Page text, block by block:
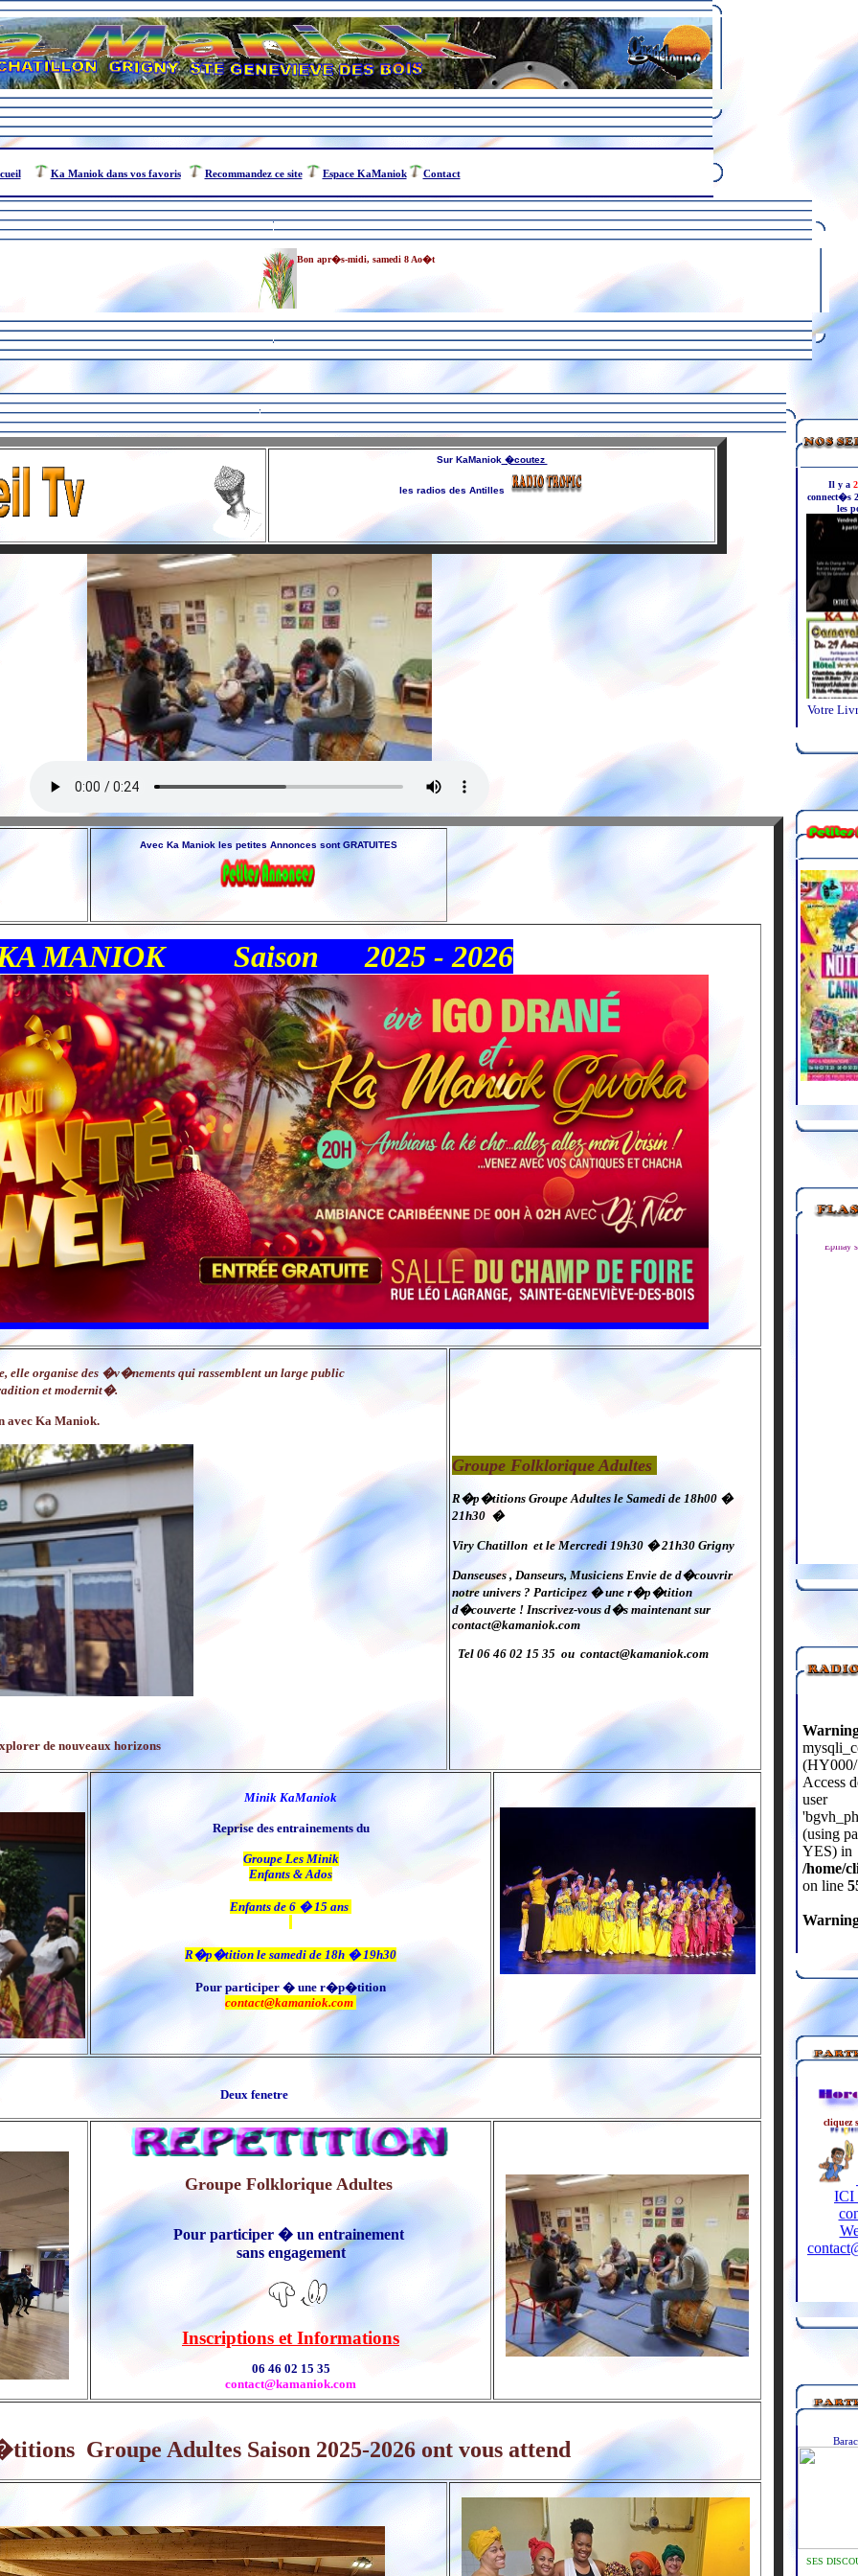
Ka Maniok dans vos favoris Recommandez ce site Espace KaManiok Contact
Sur KaManiok�coutez
les radios des Antilles
Avec Ka Maniok les petites Annonces sont GRATUITES
MANIOK Saison 2025 - 2026
elle organise des �v�nements qui rassemblent un large public
et modernit�.
Ka Maniok.
explorer de nouveaux horizons
Groupe Folklorique Adultes
R�p�titions Groupe Adultes le Samedi de 18h00 �
21h30 �
Viry Chatillon et le Mercredi 19h30 � 21h30 Grigny
Danseuses , Danseurs, Musiciens Envie de d�couvrir
notre univers ? Participez � une r�p�tition
d�couverte ! Inscrivez-vous d�s maintenant sur
contact@kamaniok.com
Tel 06 46 02 15 35 ou contact@kamaniok.com
Minik KaManiok
Reprise des entrainements du
Groupe Les Minik
Enfants & Ados
Enfants de 6 � 15 ans
R�p�tition le samedi de 18h � 19h30
Pour participer � une r�p�tition
contact@kamaniok.com
Deux fenetre
Groupe Folklorique Adultes
Pour participer � un entrainement
sans engagement
Inscriptions et Informations
06 46 02 15 35
contact@kamaniok.com
sGroupe Adultes Saison 2025-2026 ont vous attend
Votre
SES